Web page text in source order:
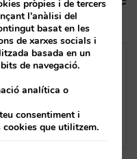
pròpies i de tercers
l'anàlisi del
basat en les
de xarxes socials i
basada en un
de navegació.
analítica o
consentiment i
que utilitzem.